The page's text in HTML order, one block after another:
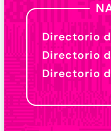
Directorio
Directorio
Directorio